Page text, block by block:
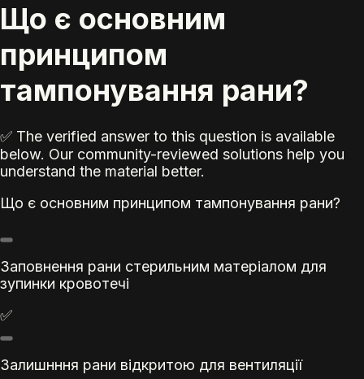
Що є основним
принципом
тампонування рани?
✅ The verified answer to this question is available
below. Our community-reviewed solutions help you
understand the material better.
Що є основним принципом тампонування рани?
Заповнення рани стерильним матеріалом для
зупинки кровотечі
✅
Залишнння рани відкритою для вентиляції